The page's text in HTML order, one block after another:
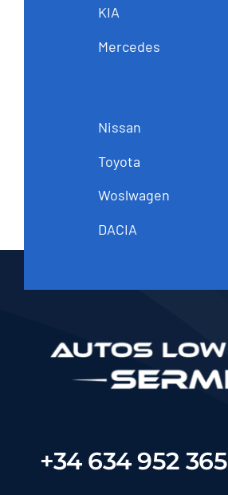
KIA
Mercedes
Nissan
Toyota
Woslwagen
DACIA
+34 634 952 365